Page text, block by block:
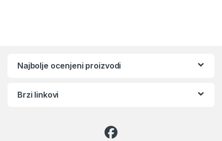
Najbolje ocenjeni proizvodi
Brzi linkovi